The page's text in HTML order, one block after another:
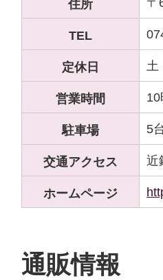
住所 〒
TEL
定休日 土
営業時間
駐車場 5
交通アクセス 近
ホームページ
通販情報